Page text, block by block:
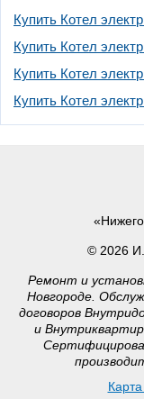
Купить Котел
Купить Котел
Купить Котел
Купить Котел
© 2026
Ремонт и
Новгороде.
договоров
и